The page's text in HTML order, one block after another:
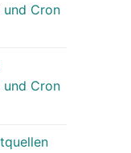
Cron
Cron